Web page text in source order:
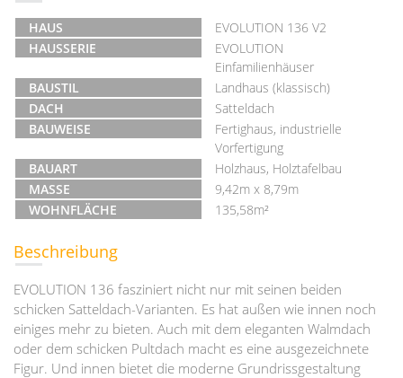
HAUS
EVOLUTION 136 V2
HAUSSERIE
EVOLUTION
Einfamilienhäuser
BAUSTIL
Landhaus (klassisch)
DACH
Satteldach
BAUWEISE
Fertighaus, industrielle
Vorfertigung
BAUART
Holzhaus, Holztafelbau
MASSE
9,42m x 8,79m
WOHNFLÄCHE
135,58m²
Beschreibung
EVOLUTION 136 fasziniert nicht nur mit seinen beiden
schicken Satteldach-Varianten. Es hat außen wie innen noch
einiges mehr zu bieten. Auch mit dem eleganten Walmdach
oder dem schicken Pultdach macht es eine ausgezeichnete
Figur. Und innen bietet die moderne Grundrissgestaltung